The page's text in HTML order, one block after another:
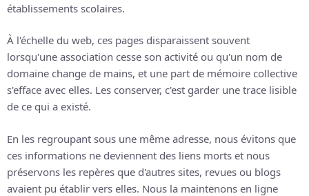
établissements scolaires.
À l'échelle du web, ces pages disparaissent souvent
lorsqu'une association cesse son activité ou qu'un nom de
domaine change de mains, et une part de mémoire collective
s'efface avec elles. Les conserver, c'est garder une trace lisible
de ce qui a existé.
En les regroupant sous une même adresse, nous évitons que
ces informations ne deviennent des liens morts et nous
préservons les repères que d'autres sites, revues ou blogs
avaient pu établir vers elles. Nous la maintenons en ligne